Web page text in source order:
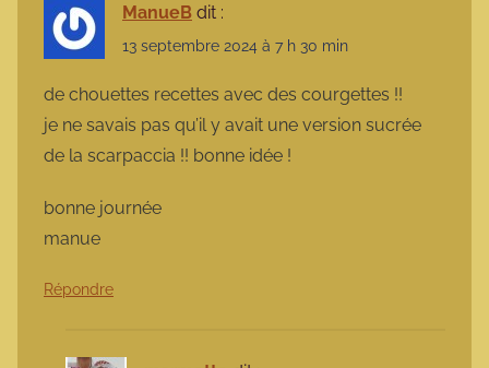
ManueB dit :
13 septembre 2024 à 7 h 30 min
de chouettes recettes avec des courgettes !!
je ne savais pas qu’il y avait une version sucrée
de la scarpaccia !! bonne idée !
bonne journée
manue
Répondre